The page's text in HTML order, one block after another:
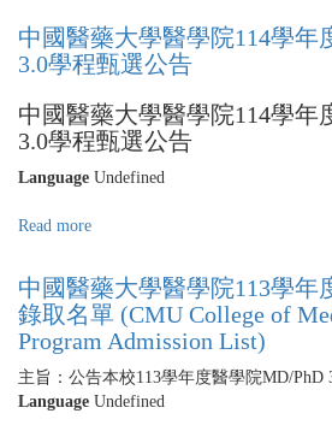
中國醫藥大學醫學院114學年
3.0學程甄選公告
中國醫藥大學醫學院114學年
3.0學程甄選公告
Language Undefined
Read more
國
醫
藥
大
學
醫
中國醫藥大學醫學院113學年
錄取名單 (CMU College of
Program Admission List)
主旨：公告本校113學年度醫學院MD/PhD
Language Undefined